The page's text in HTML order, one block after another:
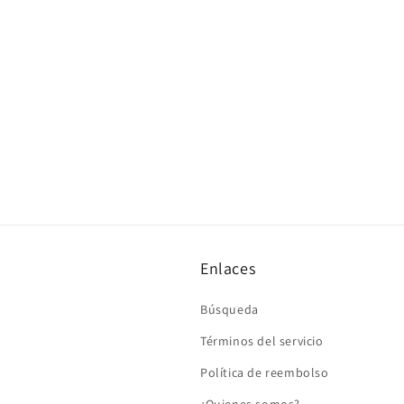
Enlaces
Búsqueda
Términos del servicio
Política de reembolso